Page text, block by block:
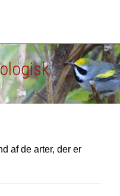
af de arter, der er